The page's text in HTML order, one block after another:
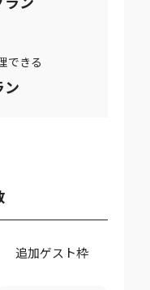
できる
ン
追加ゲスト枠